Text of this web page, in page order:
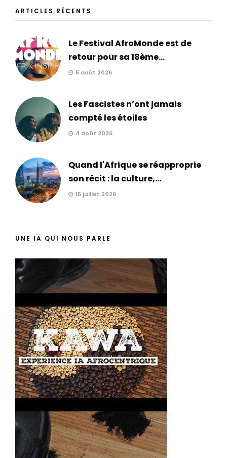
ARTICLES RÉCENTS
Le Festival AfroMonde est de
retour pour sa 18ème...
5 août 2026
Les Fascistes n’ont jamais
compté les étoiles
4 août 2026
Quand l'Afrique se réapproprie
son récit : la culture,...
15 juillet 2026
UNE IA QUI NOUS PARLE